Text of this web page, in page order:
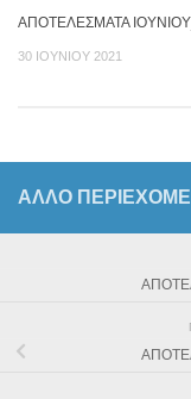
ΑΠΟΤΕΛΕΣΜΑΤΑ
30 ΙΟΥΝΊΟΥ 2021
ΆΛΛΟ